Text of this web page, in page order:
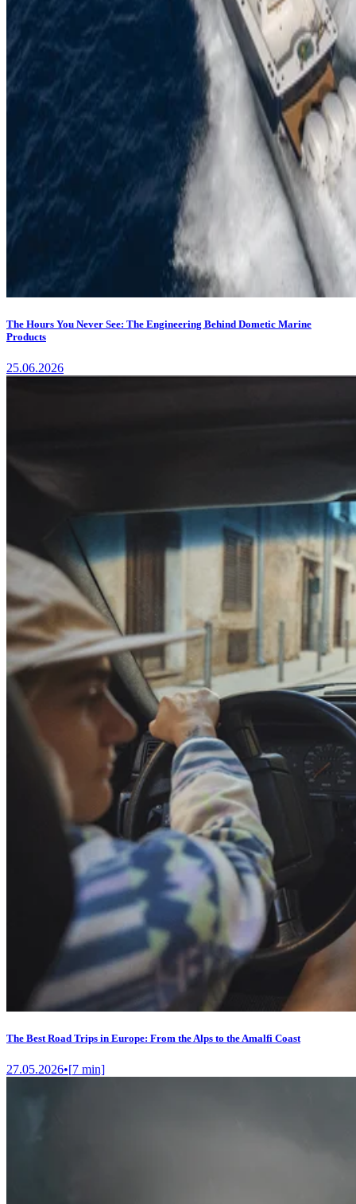
The Hours You Never See: The Engineering Behind Dometic Marine
Products
25.06.2026
The Best Road Trips in Europe: From the Alps to the Amalfi Coast
27.05.2026•[7 min]